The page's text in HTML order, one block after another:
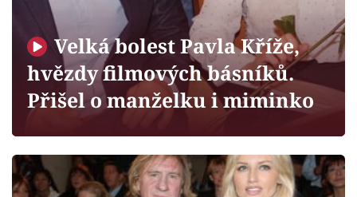
Sledujte prima+
Filmový festival Karlovy Vary
Mámy sobě
Velká bolest Pavla Kříže,
hvězdy filmových básníků.
Přišel o manželku i miminko